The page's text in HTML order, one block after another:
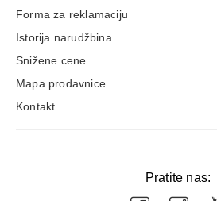
Forma za reklamaciju
Istorija narudžbina
Snižene cene
Mapa prodavnice
Kontakt
Pratite nas: